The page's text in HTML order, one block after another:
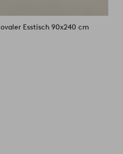
ovaler Esstisch 90x240 cm